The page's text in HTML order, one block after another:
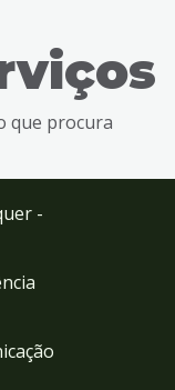
que procura
-